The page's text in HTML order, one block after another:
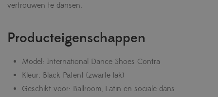
vertrouwen te dansen.
Producteigenschappen
Model: International Dance Shoes Contra
Kleur: Black Patent (zwarte lak)
Geschikt voor: Ballroom, Latin en sociale dans